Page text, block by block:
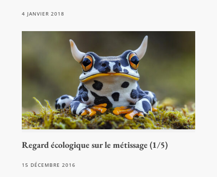
4 JANVIER 2018
Regard écologique sur le métissage (1/5)
15 DÉCEMBRE 2016